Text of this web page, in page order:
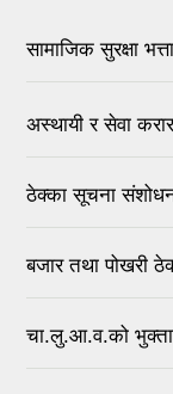
सामाजिक सुरक्षा
अस्थायी र सेवा
ठेक्का सूचना
बजार तथा पोखरी
चा.लु.आ.व.को